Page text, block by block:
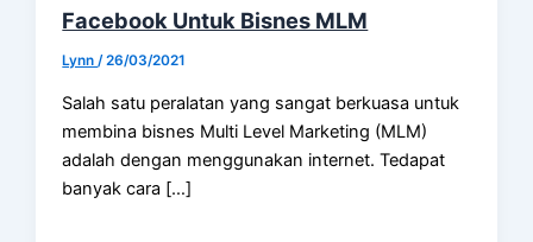
Facebook Untuk Bisnes MLM
Lynn/26/03/2021
Salah satu peralatan yang sangat berkuasa untuk
membina bisnes Multi Level Marketing (MLM)
adalah dengan menggunakan internet. Tedapat
banyak cara […]